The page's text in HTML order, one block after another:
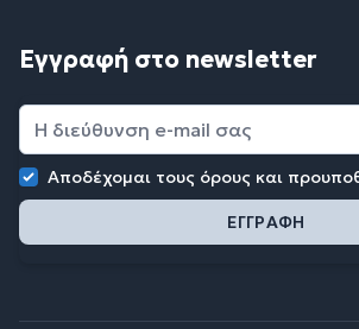
Εγγραφή στο newsletter
Αποδέχομαι τους όρους και